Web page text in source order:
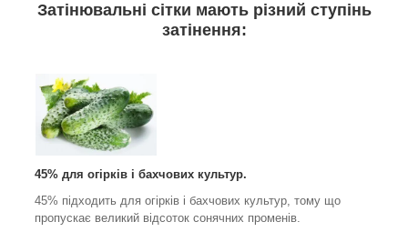
Затінювальні сітки мають різний ступінь
затінення:
45% для огірків і бахчових культур.
45% підходить для огірків і бахчових культур, тому що
пропускає великий відсоток сонячних променів.